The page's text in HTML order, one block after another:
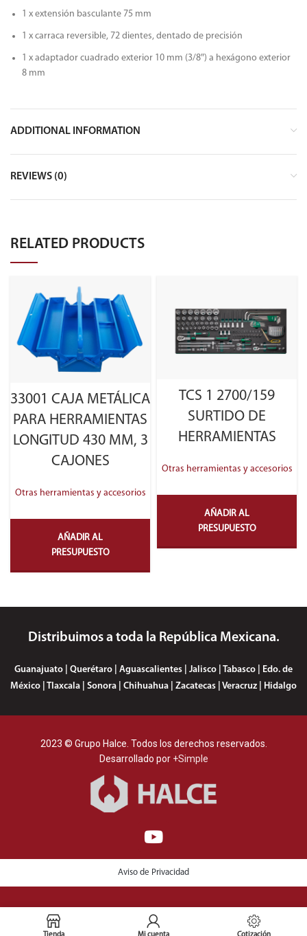
1 x extensión basculante 75 mm
1 x carraca reversible, 72 dientes, dentado de precisión
1 x adaptador cuadrado exterior 10 mm (3/8″) a hexágono exterior
8 mm
ADDITIONAL INFORMATION
REVIEWS (0)
RELATED PRODUCTS
33001 CAJA METÁLICA
PARA HERRAMIENTAS
LONGITUD 430 MM, 3
CAJONES
Otras herramientas y accesorios
AÑADIR AL
PRESUPUESTO
TCS 1 2700/159
SURTIDO DE
HERRAMIENTAS
Otras herramientas y accesorios
AÑADIR AL
PRESUPUESTO
Distribuimos a toda la República Mexicana.
Guanajuato | Querétaro | Aguascalientes | Jalisco | Tabasco | Edo. de
México | Tlaxcala | Sonora | Chihuahua | Zacatecas | Veracruz | Hidalgo
2023 © Grupo Halce. Todos los derechos reservados.
Desarrollado por +Simple
Aviso de Privacidad